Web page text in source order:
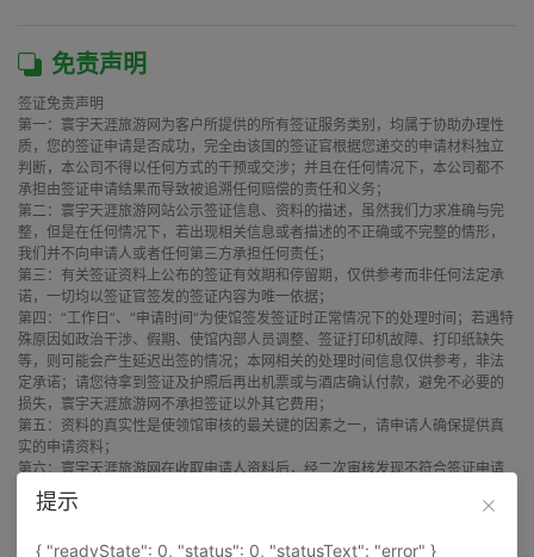
免责声明
签证免责声明
第一：寰宇天涯旅游网为客户所提供的所有签证服务类别，均属于协助办理性
质，您的签证申请是否成功，完全由该国的签证官根据您递交的申请材料独立
判断，本公司不得以任何方式的干预或交涉；并且在任何情况下，本公司都不
承担由签证申请结果而导致被追溯任何赔偿的责任和义务；
第二：寰宇天涯旅游网站公示签证信息、资料的描述，虽然我们力求准确与完
整，但是在任何情况下，若出现相关信息或者描述的不正确或不完整的情形，
我们并不向申请人或者任何第三方承担任何责任；
第三：有关签证资料上公布的签证有效期和停留期，仅供参考而非任何法定承
诺，一切均以签证官签发的签证内容为唯一依据；
第四：“工作日”、“申请时间”为使馆签发签证时正常情况下的处理时间；若遇特
殊原因如政治干涉、假期、使馆内部人员调整、签证打印机故障、打印纸缺失
等，则可能会产生延迟出签的情况；本网相关的处理时间信息仅供参考，非法
定承诺；请您待拿到签证及护照后再出机票或与酒店确认付款，避免不必要的
损失，寰宇天涯旅游网不承担签证以外其它费用；
第五：资料的真实性是使领馆审核的最关键的因素之一，请申请人确保提供真
实的申请资料；
第六：寰宇天涯旅游网在收取申请人资料后，经二次审核发现不符合签证申请
资格的，保留作出不受理申请人签证申请决定的权利；
第七：签证结果返回我公司后，您可选择来我公司自取或委托快递寄送您的护
提示
{ "readyState": 0, "status": 0, "statusText": "error" }